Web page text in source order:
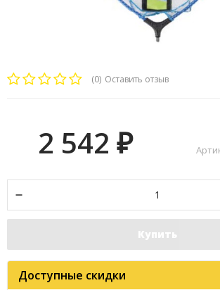
(0) Оставить отзыв
2 542₽
Купить
Доступные скидки